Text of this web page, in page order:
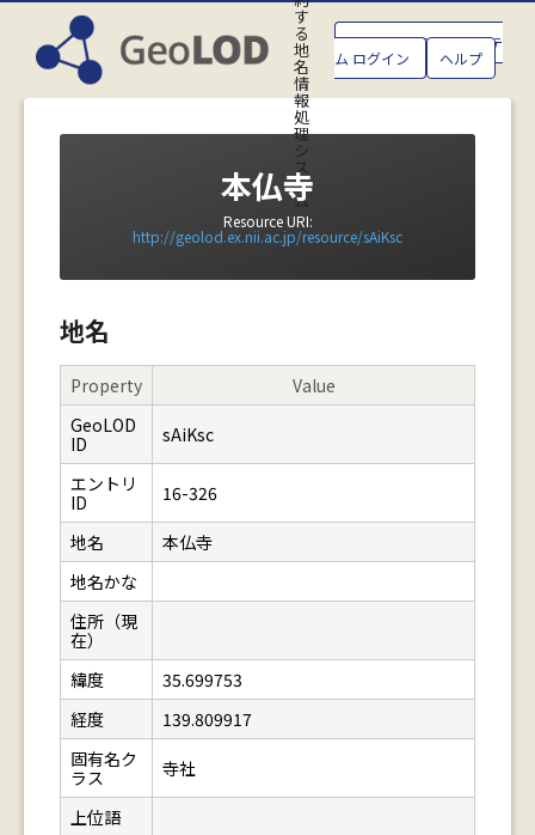
す
る
地
名
情
報
処
理
シ
ス
テ
ム
GeoLOD地名管理システ
ム ログイン ヘルプ
本仏寺
Resource URI:
http://geolod.ex.nii.ac.jp/resource/sAiKsc
地名
Property
Value
GeoLOD
ID
sAiKsc
エントリ
ID
16-326
地名
本仏寺
地名かな
住所（現
在）
緯度
35.699753
経度
139.809917
固有名ク
ラス
寺社
上位語